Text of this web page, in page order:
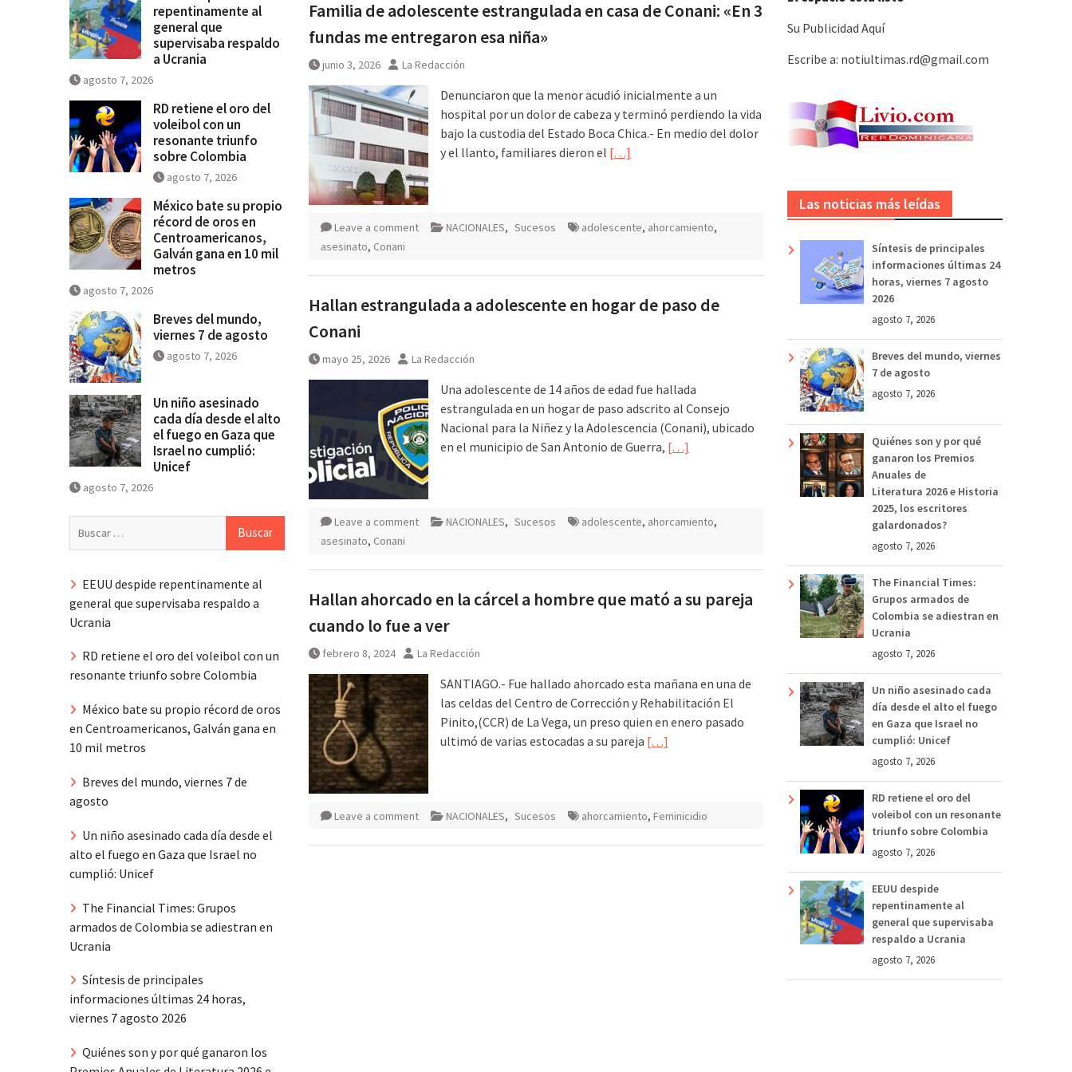
Familia de adolescente estrangulada en casa de Conani: «En 3
fundas me entregaron esa niña»
junio 3, 2026 La Redacción
Denunciaron que la menor acudió inicialmente a un
hospital por un dolor de cabeza y terminó perdiendo la vida
bajo la custodia del Estado Boca Chica.- En medio del dolor
y el llanto, familiares dieron el […]
Leave a comment NACIONALES, Sucesos adolescente, ahorcamiento,
asesinato, Conani
Hallan estrangulada a adolescente en hogar de paso de
Conani
mayo 25, 2026 La Redacción
Una adolescente de 14 años de edad fue hallada
estrangulada en un hogar de paso adscrito al Consejo
Nacional para la Niñez y la Adolescencia (Conani), ubicado
en el municipio de San Antonio de Guerra, […]
Leave a comment NACIONALES, Sucesos adolescente, ahorcamiento,
asesinato, Conani
Hallan ahorcado en la cárcel a hombre que mató a su pareja
cuando lo fue a ver
febrero 8, 2024 La Redacción
SANTIAGO.- Fue hallado ahorcado esta mañana en una de
las celdas del Centro de Corrección y Rehabilitación El
Pinito,(CCR) de La Vega, un preso quien en enero pasado
ultimó de varias estocadas a su pareja […]
Leave a comment NACIONALES, Sucesos ahorcamiento, Feminicidio
Su Publicidad Aquí
Escribe a: notiultimas.rd@gmail.com
Las noticias más leídas
Síntesis de principales
informaciones últimas 24
horas, viernes 7 agosto
2026
agosto 7, 2026
Breves del mundo, viernes
7 de agosto
agosto 7, 2026
Quiénes son y por qué
ganaron los Premios
Anuales de
Literatura 2026 e Historia
2025, los escritores
galardonados?
agosto 7, 2026
The Financial Times:
Grupos armados de
Colombia se adiestran en
Ucrania
agosto 7, 2026
Un niño asesinado cada
día desde el alto el fuego
en Gaza que Israel no
cumplió: Unicef
agosto 7, 2026
RD retiene el oro del
voleibol con un resonante
triunfo sobre Colombia
agosto 7, 2026
EEUU despide
repentinamente al
general que supervisaba
respaldo a Ucrania
agosto 7, 2026
repentinamente al
general que
supervisaba respaldo
a Ucrania
agosto 7, 2026
RD retiene el oro del
voleibol con un
resonante triunfo
sobre Colombia
agosto 7, 2026
México bate su propio
récord de oros en
Centroamericanos,
Galván gana en 10 mil
metros
agosto 7, 2026
Breves del mundo,
viernes 7 de agosto
agosto 7, 2026
Un niño asesinado
cada día desde el alto
el fuego en Gaza que
Israel no cumplió:
Unicef
agosto 7, 2026
EEUU despide repentinamente al
general que supervisaba respaldo a
Ucrania
RD retiene el oro del voleibol con un
resonante triunfo sobre Colombia
México bate su propio récord de oros
en Centroamericanos, Galván gana en
10 mil metros
Breves del mundo, viernes 7 de
agosto
Un niño asesinado cada día desde el
alto el fuego en Gaza que Israel no
cumplió: Unicef
The Financial Times: Grupos
armados de Colombia se adiestran en
Ucrania
Síntesis de principales
informaciones últimas 24 horas,
viernes 7 agosto 2026
Quiénes son y por qué ganaron los